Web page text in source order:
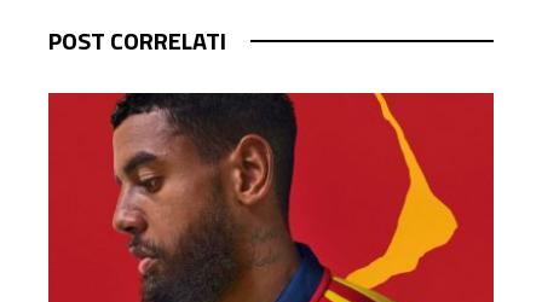
POST CORRELATI